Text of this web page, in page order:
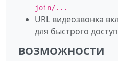
join/...
URL видеозвонка
для быстрого
ВОЗМОЖНОСТИ